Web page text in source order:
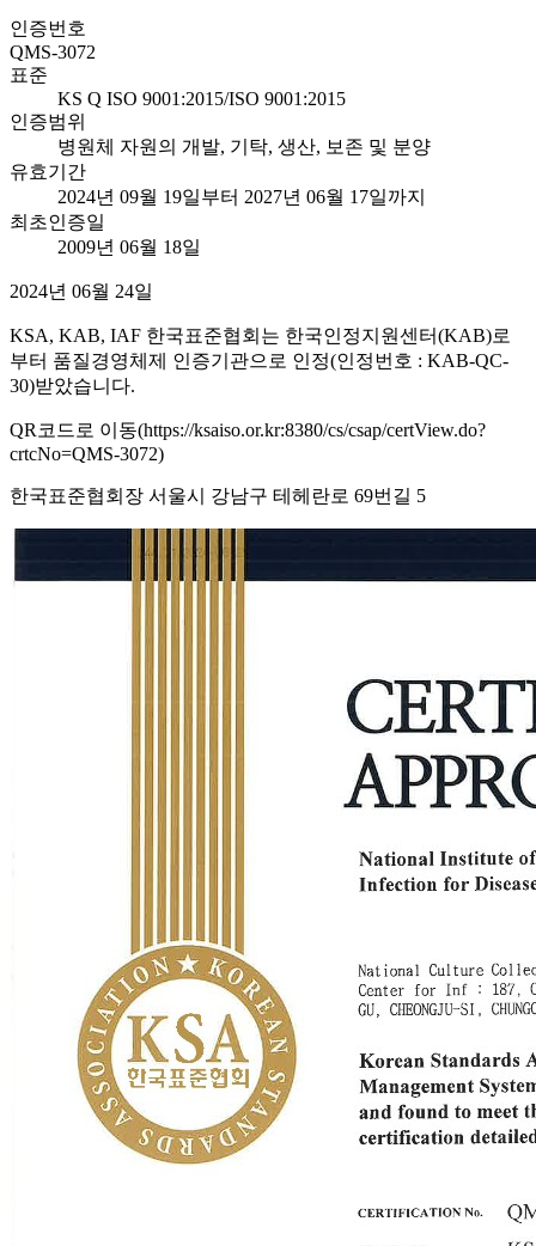
인증번호
QMS-3072
표준
KS Q ISO 9001:2015/ISO 9001:2015
인증범위
병원체 자원의 개발, 기탁, 생산, 보존 및 분양
유효기간
2024년 09월 19일부터 2027년 06월 17일까지
최초인증일
2009년 06월 18일
2024년 06월 24일
KSA, KAB, IAF 한국표준협회는 한국인정지원센터(KAB)로
부터 품질경영체제 인증기관으로 인정(인정번호 : KAB-QC-
30)받았습니다.
QR코드로 이동(https://ksaiso.or.kr:8380/cs/csap/certView.do?
crtcNo=QMS-3072)
한국표준협회장 서울시 강남구 테헤란로 69번길 5